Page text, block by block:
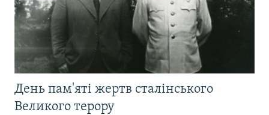
День пам'яті жертв сталінського
Великого терору